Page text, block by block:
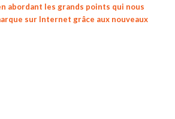
abordant les grands points qui nous
sur Internet grâce aux nouveaux